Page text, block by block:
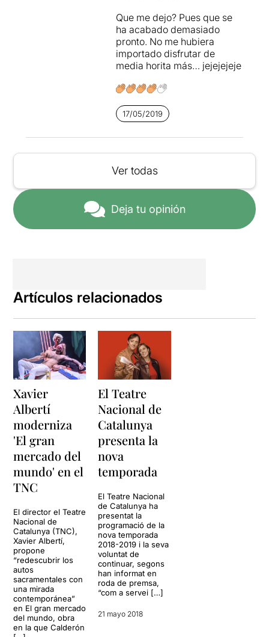
Que me dejo? Pues que se
ha acabado demasiado
pronto. No me hubiera
importado disfrutar de
media horita más… jejejejeje
17/05/2019
Ver todas
Deja tu opinión
Artículos relacionados
Xavier
Albertí
moderniza
'El gran
mercado del
mundo' en el
TNC
El director el Teatre
Nacional de
Catalunya (TNC),
Xavier Albertí,
propone
“redescubrir los
autos
sacramentales con
una mirada
contemporánea”
en El gran mercado
del mundo, obra
en la que Calderón
El Teatre
Nacional de
Catalunya
presenta la
nova
temporada
El Teatre Nacional
de Catalunya ha
presentat la
programació de la
nova temporada
2018-2019 i la seva
voluntat de
continuar, segons
han informat en
roda de premsa,
“com a servei […]
21 mayo 2018